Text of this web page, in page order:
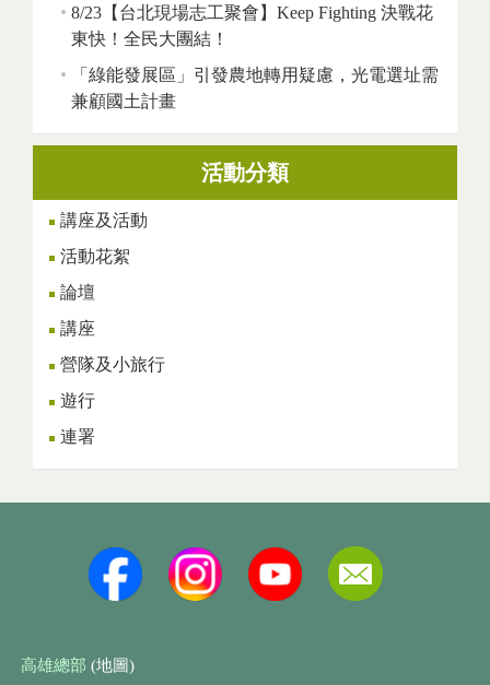
8/23【台北現場志工聚會】Keep Fighting 決戰花
東快！全民大團結！
「綠能發展區」引發農地轉用疑慮，光電選址需
兼顧國土計畫
活動分類
講座及活動
活動花絮
論壇
講座
營隊及小旅行
遊行
連署
高雄總部 (地圖)